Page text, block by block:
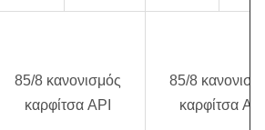
85/8 κανονισμός
καρφίτσα API
85/8
καρφίτσα API